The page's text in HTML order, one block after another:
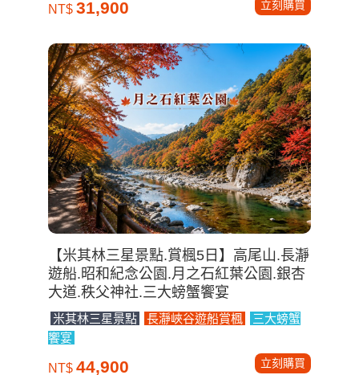
特惠戀上櫻花北海道三溫泉5日
道南漁火列車 函館百萬夜景 三大螃蟹吃到飽
NT$31,900 立刻購買
【米其林三星景點.賞楓5日】高尾山.長瀞